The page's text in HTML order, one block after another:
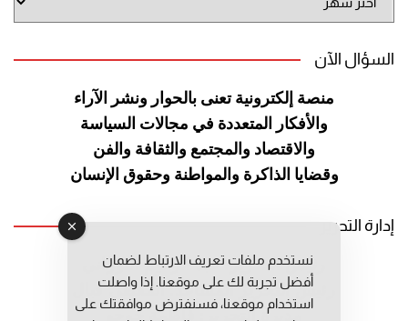
الموقع
السؤال الآن
منصة إلكترونية تعنى بالحوار ونشر الآراء
والأفكار المتعددة في مجالات السياسة
والاقتصاد والمجتمع والثقافة والفن
وقضايا الذاكرة والمواطنة وحقوق الإنسان
إدارة التحرير
رئيس التحرير: عبد الرحيم التوراني
رئيس التحرير المساعد: المعطي قبال
مديرة التحرير: فاطمة حوحو
نستخدم ملفات تعريف الارتباط لضمان
أفضل تجربة لك على موقعنا. إذا واصلت
استخدام موقعنا، فسنفترض موافقتك على